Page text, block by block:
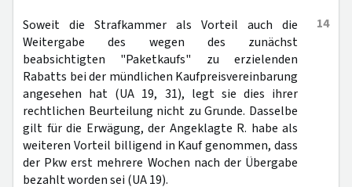
14
Soweit die Strafkammer als Vorteil auch die
Weitergabe des wegen des zunächst
beabsichtigten "Paketkaufs" zu erzielenden
Rabatts bei der mündlichen Kaufpreisvereinbarung
angesehen hat (UA 19, 31), legt sie dies ihrer
rechtlichen Beurteilung nicht zu Grunde. Dasselbe
gilt für die Erwägung, der Angeklagte R. habe als
weiteren Vorteil billigend in Kauf genommen, dass
der Pkw erst mehrere Wochen nach der Übergabe
bezahlt worden sei (UA 19).